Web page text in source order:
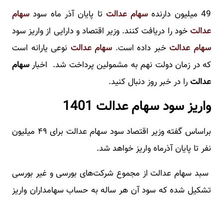
49 میلیون دارنده سهام عدالت تا پایان آذر ماه سود سهام
عدالتخود را دریافت کنند. وزیر اقتصاد و دارایی از واریز سود
سهام عدالتخبر داده است. سهام عدالت نوعی یارانه است
که در زمان دولت نهم به مشمولین پرداخت شد. اخبارسهام
عدالترا در خبر روز دنبال کنید.
واریز سود سهام عدالت 1401
براساس گفته وزیر اقتصاد سود سهام عدالت برای ۴۹ میلیون
نفر تا پایان آذرماه واریز خواهد شد.
سبد سهام عدالت از مجموع شرکت‌های بورسی و غیر بورسی
تشکیل شده که سود آن هر ساله به حساب سهامداران واریز